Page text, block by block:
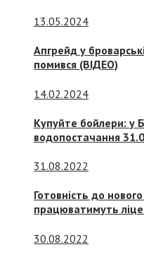
13.05.2024
Апгрейд у
помився (ВІДЕО)
14.02.2024
Купуйте бойлери: у
водопостачання
31.08.2022
Готовність до
працюватимуть
30.08.2022